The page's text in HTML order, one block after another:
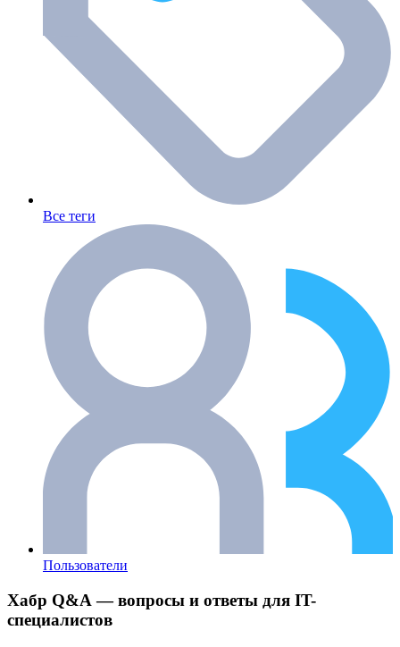
Все теги
Пользователи
Хабр Q&A — вопросы и ответы для IT-
специалистов